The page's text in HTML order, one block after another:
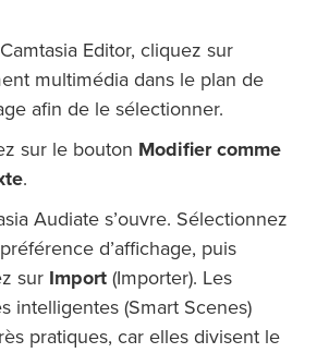
Editor, cliquez sur
multimédia dans le plan de
afin de le sélectionner.
sur le bouton Modifier comme
.
Audiate s’ouvre. Sélectionnez
d’affichage, puis
sur
Import (Importer). Les
intelligentes (Smart Scenes)
pratiques, car elles divisent le